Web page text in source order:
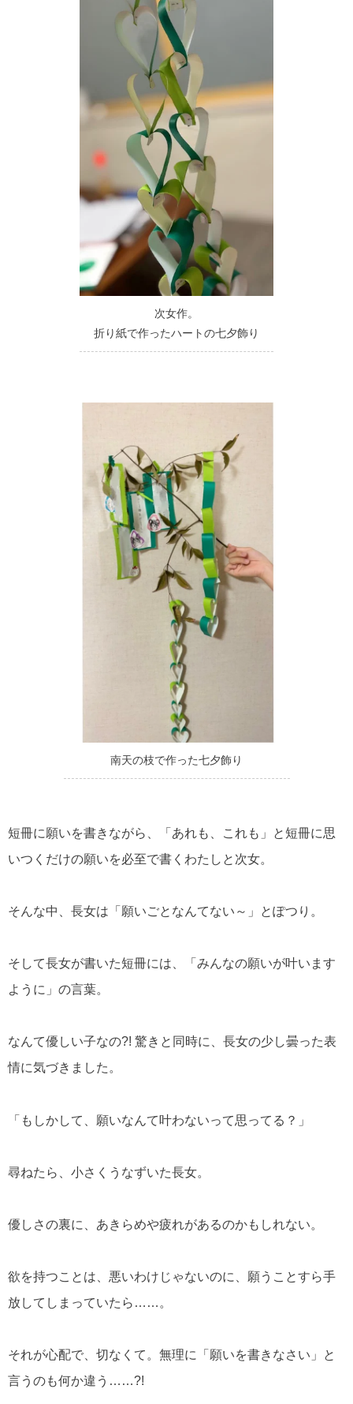
次女作。
折り紙で作ったハートの七夕飾り
南天の枝で作った七夕飾り
短冊に願いを書きながら、「あれも、これも」と短冊に思
いつくだけの願いを必至で書くわたしと次女。
そんな中、長女は「願いごとなんてない～」とぽつり。
そして長女が書いた短冊には、「みんなの願いが叶います
ように」の言葉。
なんて優しい子なの?! 驚きと同時に、長女の少し曇った表
情に気づきました。
「もしかして、願いなんて叶わないって思ってる？」
尋ねたら、小さくうなずいた長女。
優しさの裏に、あきらめや疲れがあるのかもしれない。
欲を持つことは、悪いわけじゃないのに、願うことすら手
放してしまっていたら……。
それが心配で、切なくて。無理に「願いを書きなさい」と
言うのも何か違う……?!